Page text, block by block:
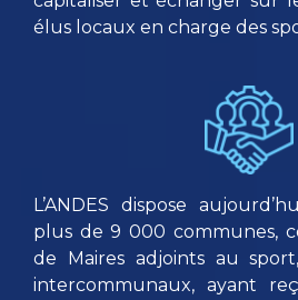
élus locaux en charge des
L’ANDES dispose
plus de 9 000 communes,
de Maires adjoints au
intercommunaux, ayant